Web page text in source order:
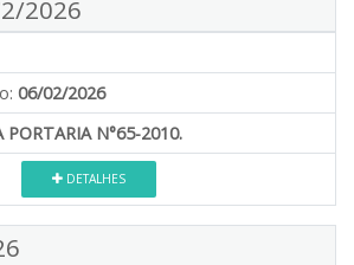
2026
06/02/2026
PORTARIA N°65-2010.
DETALHES